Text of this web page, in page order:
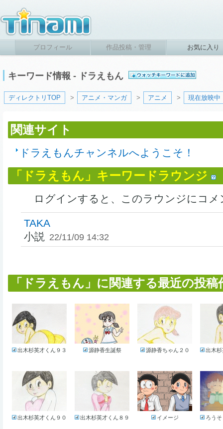
プロフィール 作品投稿・管理 お気に入り
キーワード情報 - ドラえもん
ディレクトリTOP > アニメ・マンガ > アニメ > 現在放映中
関連サイト
ドラえもんチャンネルへようこそ！
「ドラえもん」キーワードラウンジ
ログインすると、このラウンジにコ
TAKA
小説 22/11/09 14:32
「ドラえもん」に関連する最近の投稿
出木杉英才くん９３ 源静香生誕祭 源静香ちゃん２０ 出木
出木杉英才くん９０ 出木杉英才くん８９ イメージ ろう